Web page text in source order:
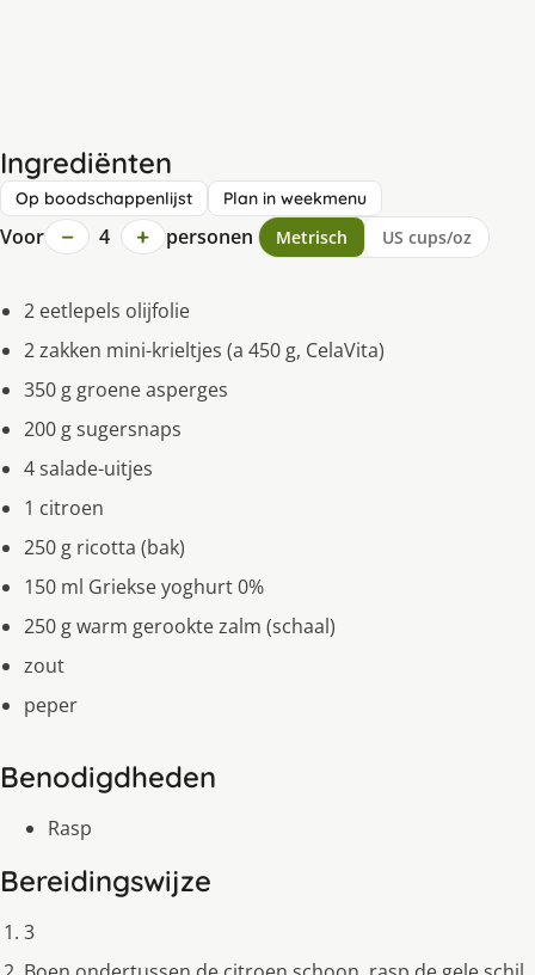
Ingrediënten
Op boodschappenlijst Plan in weekmenu
Voor − 4 + personen Metrisch US cups/oz
2 eetlepels olijfolie
2 zakken mini-krieltjes (a 450 g, CelaVita)
350 g groene asperges
200 g sugersnaps
4 salade-uitjes
1 citroen
250 g ricotta (bak)
150 ml Griekse yoghurt 0%
250 g warm gerookte zalm (schaal)
zout
peper
Benodigdheden
Rasp
Bereidingswijze
3